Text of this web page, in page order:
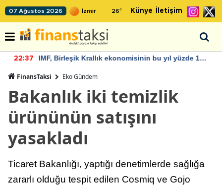
07 Ağustos 2026 26° Künye İletişim
22:37
IMF, Birleşik Krallık ekonomisinin bu yıl yüzde 1
FinansTaksi Eko Gündem
Bakanlık iki temizlik
ürününün satışını
yasakladı
Ticaret Bakanlığı, yaptığı denetimlerde sağlığa
zararlı olduğu tespit edilen Cosmiq ve Gojo